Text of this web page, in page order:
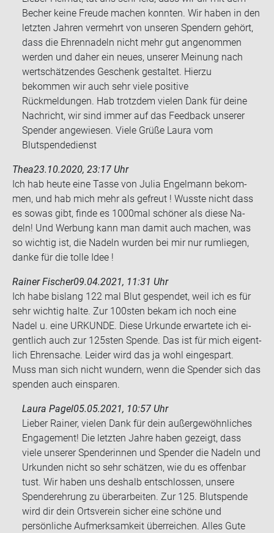
Becher keine Freude machen konnten. Wir haben in den
letzten Jahren vermehrt von unseren Spendern gehört,
dass die Ehrennadeln nicht mehr gut angenommen
werden und daher ein neues, unserer Meinung nach
wertschätzendes Geschenk gestaltet. Hierzu
bekommen wir auch sehr viele positive
Rückmeldungen. Hab trotzdem vielen Dank für deine
Nachricht, wir sind immer auf das Feedback unserer
Spender angewiesen. Viele Grüße Laura vom
Blutspendedienst
Thea23.10.2020, 23:17 Uhr
Ich hab heute eine Tasse von Julia En­gel­mann be­kom­
men, und hab mich mehr als ge­freut ! Wuss­te nicht dass
es sowas gibt, finde es 1000mal schö­ner als diese Na­
deln! Und Wer­bung kann man damit auch ma­chen, was
so wich­tig ist, die Na­deln wur­den bei mir nur rum­lie­gen,
danke für die tolle Idee !
Rainer Fischer09.04.2021, 11:31 Uhr
Ich habe bis­lang 122 mal Blut ge­spen­det, weil ich es für
sehr wich­tig halte. Zur 100sten bekam ich noch eine
Nadel u. eine UR­KUN­DE. Diese Ur­kun­de er­war­te­te ich ei­
gent­lich auch zur 125sten Spen­de. Das ist für mich ei­gent­
lich Eh­ren­sa­che. Lei­der wird das ja wohl ein­ge­spart.
Muss man sich nicht wun­dern, wenn die Spen­der sich das
spen­den auch ein­spa­ren.
Laura Pagel05.05.2021, 10:57 Uhr
Lieber Rainer, vielen Dank für dein außergewöhnliches
Engagement! Die letzten Jahre haben gezeigt, dass
viele unserer Spenderinnen und Spender die Nadeln und
Urkunden nicht so sehr schätzen, wie du es offenbar
tust. Wir haben uns deshalb entschlossen, unsere
Spenderehrung zu überarbeiten. Zur 125. Blutspende
wird dir dein Ortsverein sicher eine schöne und
persönliche Aufmerksamkeit überreichen. Alles Gute